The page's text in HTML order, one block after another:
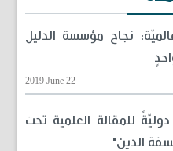
نجاح مؤسسة الدليل
2019 June 22
للمقالة العلمية تحت
الدين"